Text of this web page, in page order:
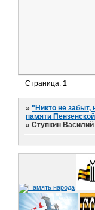
Страница:1
»"Никто не забыт,
памяти
»Ступкин